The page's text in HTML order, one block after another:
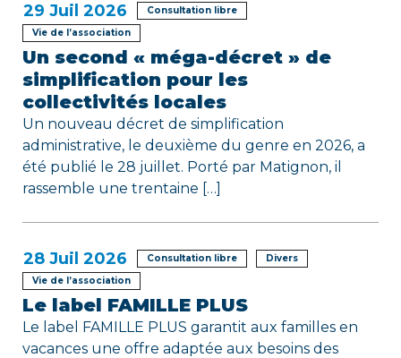
29 Juil 2026
Consultation libre
Vie de l’association
Un second « méga-décret » de
simplification pour les
collectivités locales
Un nouveau décret de simplification
administrative, le deuxième du genre en 2026, a
été publié le 28 juillet. Porté par Matignon, il
rassemble une trentaine […]
28 Juil 2026 Consultation libre
Divers
Vie de l’association
Le label FAMILLE PLUS
Le label FAMILLE PLUS garantit aux familles en
vacances une offre adaptée aux besoins des